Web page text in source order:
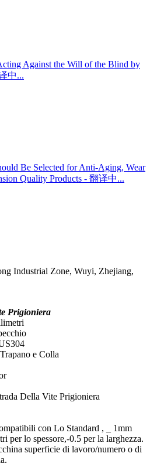
Against the Will of the Blind by
中...
Be Selected for Anti-Aging, Wear
Quality Products - 翻译中...
Industrial Zone, Wuyi, Zhejiang,
Prigioniera
e Colla
con Lo Standard , _ 1mm
per lo spessore,-0.5 per la larghezza.
superficie di lavoro/numero o di